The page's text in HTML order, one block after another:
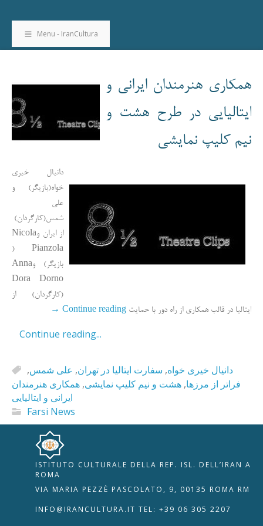
Menu - IranCultura
همکاری هنرمندان ایرانی و
ایتالیایی در طرح هشت و
نیم کلیپ نمایشی
دانیال خیری
خواه(بازیگر) و
علی
شمس(کارگردان)
از ایران وNicola
Pianzola (
بازیگر) وAnna
Dora Dorno
(کارگردان) از
ایتالیا در قالب همکاری از راه دور با حمایت Continue reading
→
Continue reading...
دانیال خیری خواه, سفارت ایتالیا در تهران, علی شمس,
فراتر از مرزها, هشت و نیم کلیپ نمایشی, همکاری هنرمندان
ایرانی و ایتالیایی
Farsi News
ISTITUTO CULTURALE DELLA REP. ISL. DELL’IRAN A
ROMA
VIA MARIA PEZZÈ PASCOLATO, 9, 00135 ROMA RM
INFO@IRANCULTURA.IT TEL: +39 06 305 2207
RIPRISTINA 🇮🇹 🇬🇧